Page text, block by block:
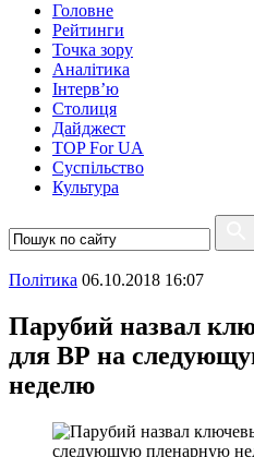
Головне
Рейтинги
Точка зору
Аналітика
Інтерв’ю
Столиця
Дайджест
TOP For UA
Суспiльство
Культура
Полiтика 06.10.2018 16:07
Парубий назвал
для ВР на
неделю